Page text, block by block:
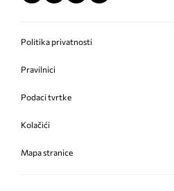
Politika privatnosti
Pravilnici
Podaci tvrtke
Kolačići
Mapa stranice